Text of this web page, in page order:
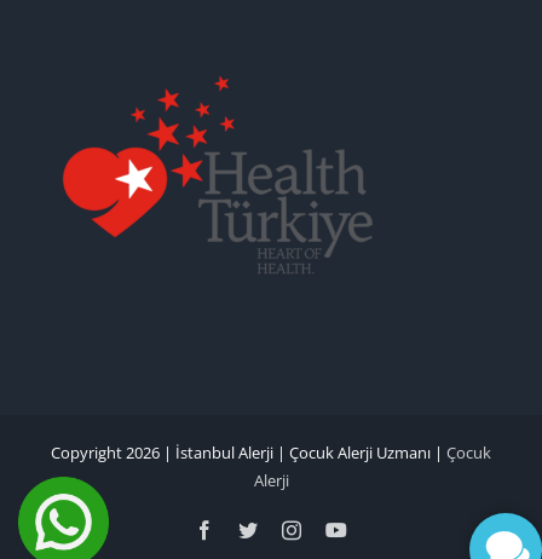
Copyright 2026 | İstanbul Alerji | Çocuk Alerji Uzmanı | Çocuk
Alerji
Facebook
TwitterInstagramYouTube